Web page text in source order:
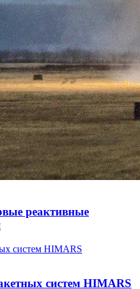
реактивные
систем HIMARS